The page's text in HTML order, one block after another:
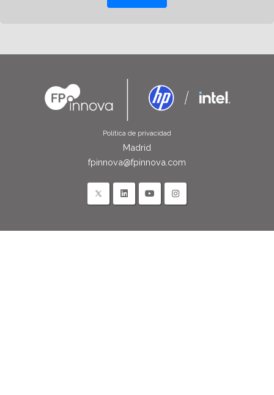
Política de privacidad
Madrid
fpinnova@fpinnova.com